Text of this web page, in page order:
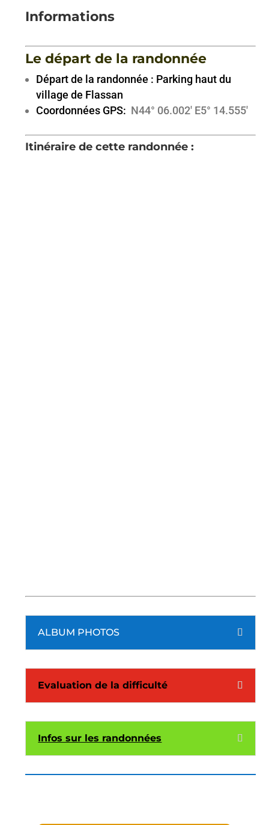
Informations
Le départ de la randonnée
Départ de la randonnée : Parking haut du
village de Flassan
Coordonnées GPS: N44° 06.002′ E5° 14.555′
Itinéraire de cette randonnée :
ALBUM PHOTOS
Evaluation de la difficulté
Infos sur les randonnées